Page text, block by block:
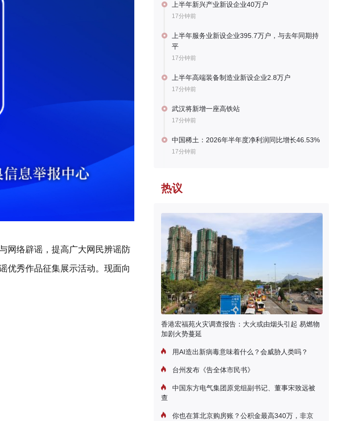
网络辟谣，提高广大网民辨谣防
优秀作品征集展示活动。现面向
上半年新兴产业新设企业40万户
17分钟前
上半年服务业新设企业395.7万户，与去年同期持
平
17分钟前
上半年高端装备制造业新设企业2.8万户
17分钟前
武汉将新增一座高铁站
17分钟前
中国稀土：2026年半年度净利润同比增长46.53%
17分钟前
热议
香港宏福苑火灾调查报告：大火或由烟头引起 易燃物
加剧火势蔓延
用AI造出新病毒意味着什么？会威胁人类吗？
台州发布《告全体市民书》
中国东方电气集团原党组副书记、董事宋致远被
查
你也在算北京购房账？公积金最高340万，非京